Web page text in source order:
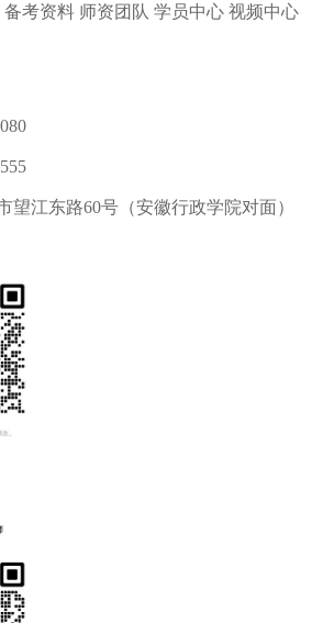
备考资料 师资团队 学员中心 视频中心
望江东路60号（安徽行政学院对面）